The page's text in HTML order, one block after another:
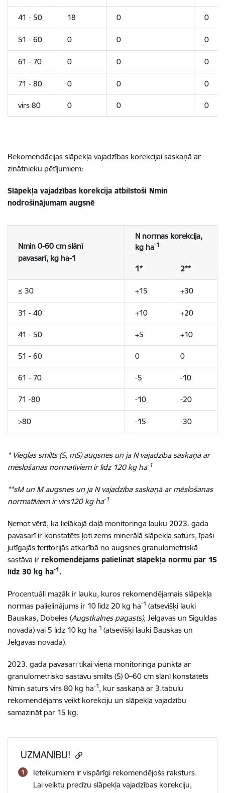
41 - 50 18 0 0
51 - 60 0 0 0
61 - 70 0 0 0
71 - 80 0 0 0
virs 80 0 0 0
Rekomendācijas slāpekļa vajadzības korekcijai saskaņā ar
zinātnieku pētījumiem:
Slāpekļa vajadzības korekcija atbilstoši Nmin
nodrošinājumam augsnē
Nmin 0-60 cm slānī
pavasarī, kg ha-1
N normas korekcija,
kg ha-1
1* 2**
≤ 30 +15 +30
31 - 40 +10 +20
41 - 50 +5 +10
51 - 60 0 0
61 - 70 -5 -10
71 -80 -10 -20
>80 -15 -30
* Vieglas smilts (S, mS) augsnes un ja N vajadzība saskaņā ar
mēslošanas normatīviem ir līdz 120 kg ha-1
**sM un M augsnes un ja N vajadzība saskaņā ar mēslošanas
normatīviem ir virs120 kg ha-1
Ņemot vērā, ka lielākajā daļā monitoringa lauku 2023. gada
pavasarī ir konstatēts ļoti zems minerālā slāpekļa saturs, īpaši
jutīgajās teritorijās atkarībā no augsnes granulometriskā
sastāva ir rekomendējams palielināt slāpekļa normu par 15
līdz 30 kg ha-1.
Procentuāli mazāk ir lauku, kuros rekomendējamais slāpekļa
normas palielinājums ir 10 līdz 20 kg ha-1 (atsevišķi lauki
Bauskas, Dobeles (Augstkalnes pagasts), Jelgavas un Siguldas
novadā) vai 5 līdz 10 kg ha-1 (atsevišķi lauki Bauskas un
Jelgavas novadā).
2023. gada pavasarī tikai vienā monitoringa punktā ar
granulometrisko sastāvu smilts (S) 0–60 cm slānī konstatēts
Nmin saturs virs 80 kg ha-1, kur saskaņā ar 3.tabulu
rekomendējams veikt korekciju un slāpekļa vajadzību
samazināt par 15 kg.
UZMANĪBU!
Ieteikumiem ir vispārīgi rekomendējošs raksturs.
Lai veiktu precīzu slāpekļa vajadzības korekciju,